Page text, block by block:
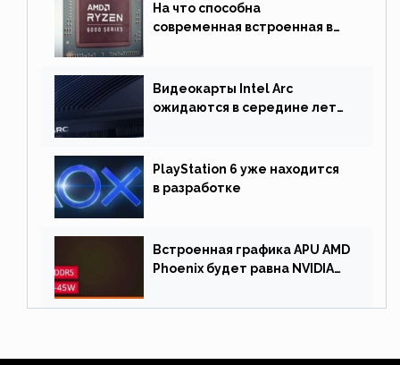
На что способна
современная встроенная в
Видеокарты Intel Arc
ожидаются в середине лета.
PlayStation 6 уже находится
в разработке
Встроенная графика APU AMD
Phoenix будет равна NVIDIA